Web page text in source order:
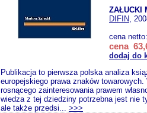
ZAŁUCKI
DIFIN,
cena
cena
dodaj do
Publikacja to pierwsza polska analiza
europejskiego prawa znaków towarowych.
rosnącego zainteresowania prawem
wiedza z tej dziedziny potrzebna jest nie
ale także przedsi... >>>